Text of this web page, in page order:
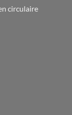
circulaire